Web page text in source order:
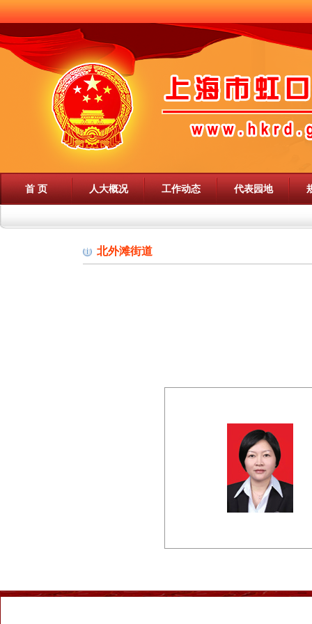
首 页 人大概况 工作动态 代表园地
北外滩街道